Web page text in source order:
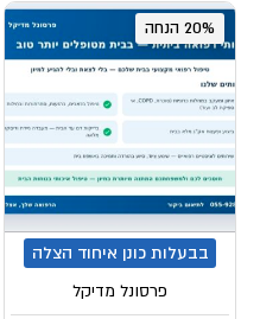
20% הנחה
בבעלות כונן איחוד הצלה
פרסונל מדיקל